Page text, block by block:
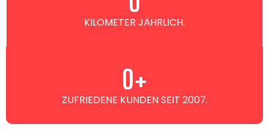
KILOMETER JÄHRLICH.
ZUFRIEDENE KUNDEN SEIT 2007.
0+